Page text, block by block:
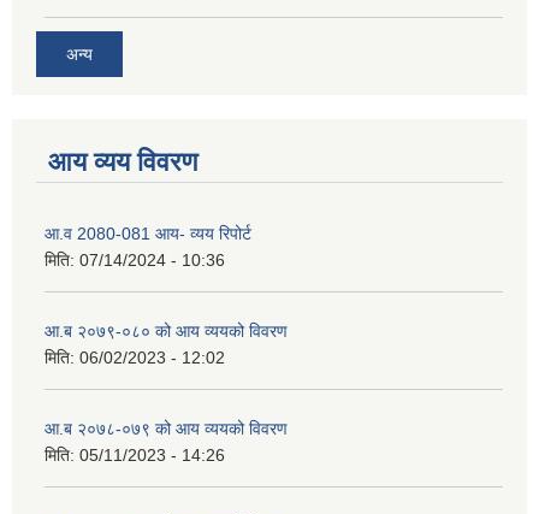
अन्य
आय व्यय विवरण
आ.व 2080-081 आय- व्यय रिपोर्ट
मिति: 07/14/2024 - 10:36
आ.ब २०७९-०८० को आय व्ययको विवरण
मिति: 06/02/2023 - 12:02
आ.ब २०७८-०७९ को आय व्ययको विवरण
मिति: 05/11/2023 - 14:26